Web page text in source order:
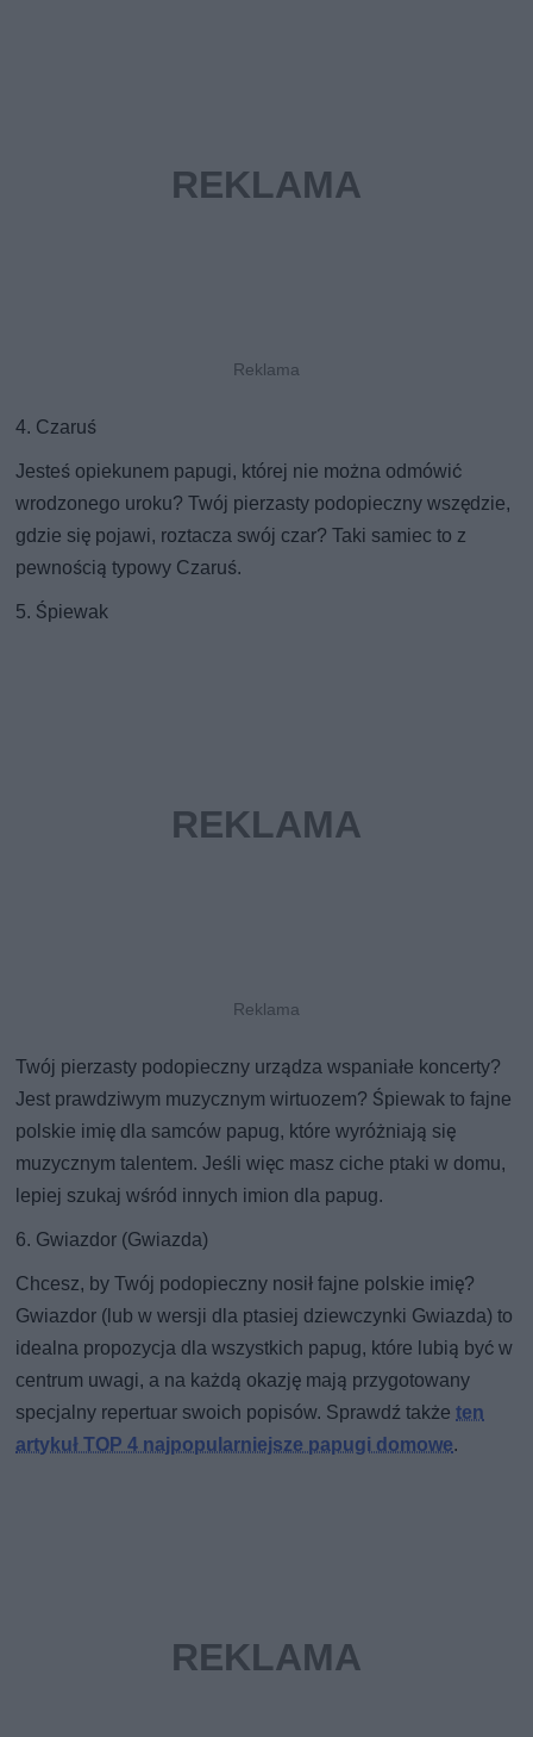
4. Czaruś
Jesteś opiekunem papugi, której nie można odmówić
wrodzonego uroku? Twój pierzasty podopieczny wszędzie,
gdzie się pojawi, roztacza swój czar? Taki samiec to z
pewnością typowy Czaruś.
5. Śpiewak
Twój pierzasty podopieczny urządza wspaniałe koncerty?
Jest prawdziwym muzycznym wirtuozem? Śpiewak to fajne
polskie imię dla samców papug, które wyróżniają się
muzycznym talentem. Jeśli więc masz ciche ptaki w domu,
lepiej szukaj wśród innych imion dla papug.
6. Gwiazdor (Gwiazda)
Chcesz, by Twój podopieczny nosił fajne polskie imię?
Gwiazdor (lub w wersji dla ptasiej dziewczynki Gwiazda) to
idealna propozycja dla wszystkich papug, które lubią być w
centrum uwagi, a na każdą okazję mają przygotowany
specjalny repertuar swoich popisów. Sprawdź takżeten
artykuł TOP 4 najpopularniejsze papugi domowe.